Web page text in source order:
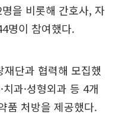
을 비롯해 간호사, 자
명이 참여했다.
단과 협력해 모집했
과·성형외과 등 4개
품 처방을 제공했다.